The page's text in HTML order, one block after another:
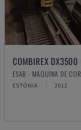
COMBIREX DX3500
ESAB - MÁQUINA DE
ESTÓNIA 2012